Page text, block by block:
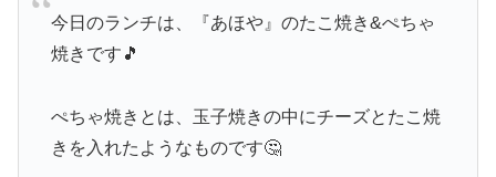
今日のランチは、『あほや』のたこ焼き&ぺちゃ
焼きです🎵
ぺちゃ焼きとは、玉子焼きの中にチーズとたこ焼
きを入れたようなものです🤔